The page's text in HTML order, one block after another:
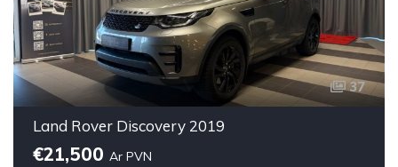
37
Land Rover Discovery 2019
€21,500 Ar PVN